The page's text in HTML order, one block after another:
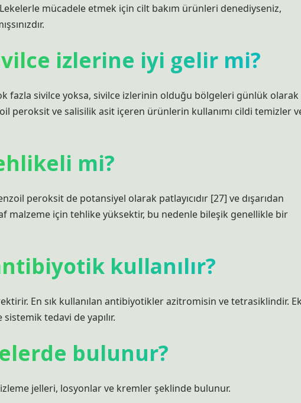
mücadele etmek için cilt bakım ürünleri denediyseniz,
izlerine iyi gelir mi?
fazla sivilce yoksa, sivilce izlerinin olduğu bölgeleri günlük olarak
peroksit ve salisilik asit içeren ürünlerin kullanımı cildi temizler
mi?
peroksit de potansiyel olarak patlayıcıdır [27] ve dışarıdan
malzeme için tehlike yüksektir, bu nedenle bileşik genellikle bir
kullanılır?
En sık kullanılan antibiyotikler azitromisin ve tetrasiklindir.
tedavi de yapılır.
bulunur?
jelleri, losyonlar ve kremler şeklinde bulunur.